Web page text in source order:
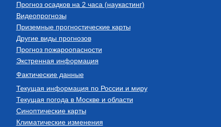
Прогноз осадков на 2 часа (наукастинг)
Видеопрогнозы
Приземные прогностические карты
Другие виды прогнозов
Прогноз пожароопасности
Экстренная информация
Фактические данные
Текущая информация по России и миру
Текущая погода в Москве и области
Синоптические карты
Климатические изменения